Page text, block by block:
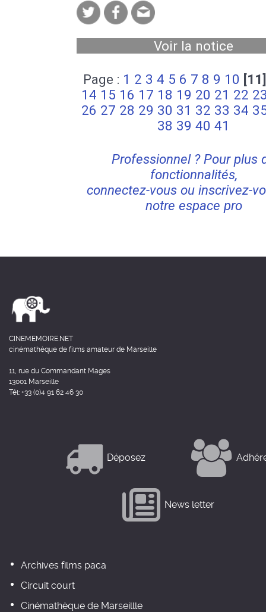
Voir la notice
Page : 1 2 3 4 5 6 7 8 9 10
14 15 16 17 18 19 20 21 22
26 27 28 29 30 31 32 33 34
38 39 40 41
Professionnel ? Pour plus
fonctionnalités,
connectez-vous ou inscrivez-
notre espace pro
CINEMEMOIRE.NET
cinémathèque de films amateur de Marseille
11, rue du Commandant Mages
13001 Marseille
Tél: +33 (0)4 91 62 46 30
Déposez
News letter
Archives films paca
Circuit court
Cinémathèque de Marseillle